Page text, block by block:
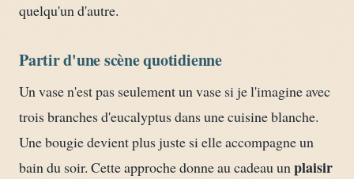
quelqu'un d'autre.
Partir d'une scène quotidienne
Un vase n'est pas seulement un vase si je l'imagine avec
trois branches d'eucalyptus dans une cuisine blanche.
Une bougie devient plus juste si elle accompagne un
bain du soir. Cette approche donne au cadeau unplaisir